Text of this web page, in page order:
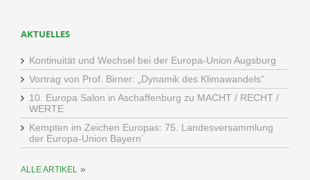
AKTUELLES
Kontinuität und Wechsel bei der Europa-Union Augsburg
Vortrag von Prof. Birner: „Dynamik des Klimawandels“
10. Europa Salon in Aschaffenburg zu MACHT / RECHT /
WERTE
Kempten im Zeichen Europas: 75. Landesversammlung
der Europa-Union Bayern´
ALLE ARTIKEL »